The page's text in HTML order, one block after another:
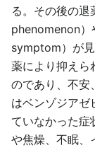
る。その後の退
phenomenon）
symptom）が
薬により抑えら
のであり、不安
はベンゾジアゼ
ていなかった症
や焦燥、不眠、